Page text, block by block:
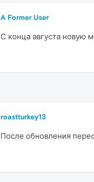
A Former User
С конца августа новую
roastturkey13
После обновления